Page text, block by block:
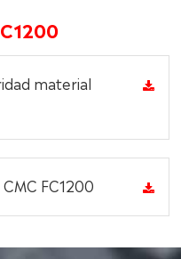
material
FC1200